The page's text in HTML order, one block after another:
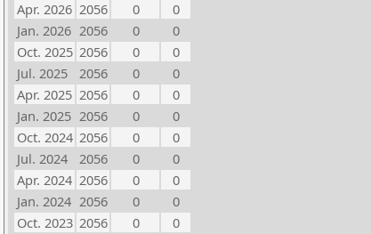
Apr. 2026 2056 0
0
Jan. 2026 2056 0
0
Oct. 2025 2056 0
0
Jul. 2025
2056 0
0
Apr. 2025 2056 0
0
Jan. 2025 2056 0
0
Oct. 2024 2056 0
0
Jul. 2024
2056 0
0
Apr. 2024 2056 0
0
Jan. 2024 2056 0
0
Oct. 2023 2056 0
0